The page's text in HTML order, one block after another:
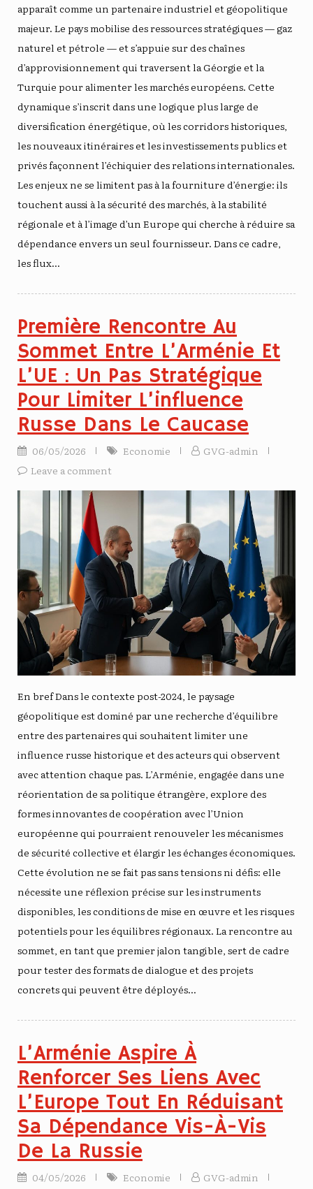
apparaît comme un partenaire industriel et géopolitique
majeur. Le pays mobilise des ressources stratégiques — gaz
naturel et pétrole — et s’appuie sur des chaînes
d’approvisionnement qui traversent la Géorgie et la
Turquie pour alimenter les marchés européens. Cette
dynamique s’inscrit dans une logique plus large de
diversification énergétique, où les corridors historiques,
les nouveaux itinéraires et les investissements publics et
privés façonnent l’échiquier des relations internationales.
Les enjeux ne se limitent pas à la fourniture d’énergie: ils
touchent aussi à la sécurité des marchés, à la stabilité
régionale et à l’image d’un Europe qui cherche à réduire sa
dépendance envers un seul fournisseur. Dans ce cadre,
les flux…
Première Rencontre Au
Sommet Entre L’Arménie Et
L’UE : Un Pas Stratégique
Pour Limiter L’influence
Russe Dans Le Caucase
06/05/2026 Economie
GVG-admin
Leave a comment
En bref Dans le contexte post-2024, le paysage
géopolitique est dominé par une recherche d’équilibre
entre des partenaires qui souhaitent limiter une
influence russe historique et des acteurs qui observent
avec attention chaque pas. L’Arménie, engagée dans une
réorientation de sa politique étrangère, explore des
formes innovantes de coopération avec l’Union
européenne qui pourraient renouveler les mécanismes
de sécurité collective et élargir les échanges économiques.
Cette évolution ne se fait pas sans tensions ni défis: elle
nécessite une réflexion précise sur les instruments
disponibles, les conditions de mise en œuvre et les risques
potentiels pour les équilibres régionaux. La rencontre au
sommet, en tant que premier jalon tangible, sert de cadre
pour tester des formats de dialogue et des projets
concrets qui peuvent être déployés…
L’Arménie Aspire À
Renforcer Ses Liens Avec
L’Europe Tout En Réduisant
Sa Dépendance Vis-À-Vis
De La Russie
04/05/2026 Economie
GVG-admin